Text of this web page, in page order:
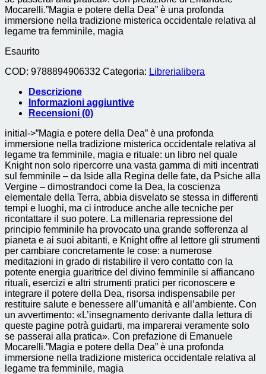
Mocarelli.”Magia e potere della Dea” è una profonda
immersione nella tradizione misterica occidentale relativa al
legame tra femminile, magia
Esaurito
COD: 9788894906332 Categoria: Librerialibera
Descrizione
Informazioni aggiuntive
Recensioni (0)
initial->”Magia e potere della Dea” è una profonda
immersione nella tradizione misterica occidentale relativa al
legame tra femminile, magia e rituale: un libro nel quale
Knight non solo ripercorre una vasta gamma di miti incentrati
sul femminile – da Iside alla Regina delle fate, da Psiche alla
Vergine – dimostrandoci come la Dea, la coscienza
elementale della Terra, abbia disvelato se stessa in differenti
tempi e luoghi, ma ci introduce anche alle tecniche per
ricontattare il suo potere. La millenaria repressione del
principio femminile ha provocato una grande sofferenza al
pianeta e ai suoi abitanti, e Knight offre al lettore gli strumenti
per cambiare concretamente le cose: a numerose
meditazioni in grado di ristabilire il vero contatto con la
potente energia guaritrice del divino femminile si affiancano
rituali, esercizi e altri strumenti pratici per riconoscere e
integrare il potere della Dea, risorsa indispensabile per
restituire salute e benessere all’umanità e all’ambiente. Con
un avvertimento: «L’insegnamento derivante dalla lettura di
queste pagine potrà guidarti, ma imparerai veramente solo
se passerai alla pratica». Con prefazione di Emanuele
Mocarelli.”Magia e potere della Dea” è una profonda
immersione nella tradizione misterica occidentale relativa al
legame tra femminile, magia